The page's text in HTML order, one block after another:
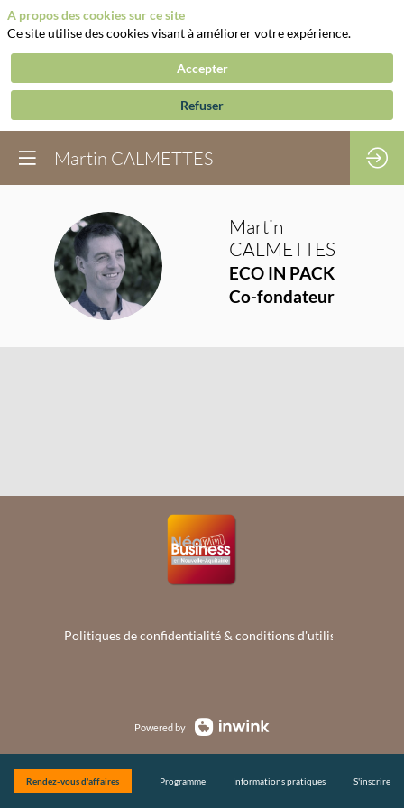
Martin CALMETTES
MC
Martin
CALMETTES
ECO IN PACK
Co-fondateur
Politiques de confidentialité & conditions d'utilisation de vos
Powered by
Rendez-vous d'affaires Programme Informations pratiques S'inscrire
A propos des cookies sur ce site
Ce site utilise des cookies visant à améliorer votre expérience.
Accepter
Refuser